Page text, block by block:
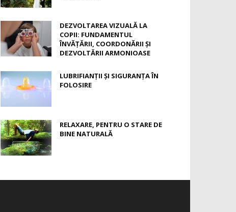
DEZVOLTAREA VIZUALĂ LA
COPII: FUNDAMENTUL
ÎNVĂȚĂRII, COORDONĂRII ȘI
DEZVOLTĂRII ARMONIOASE
LUBRIFIANȚII ȘI SIGURANȚA ÎN
FOLOSIRE
RELAXARE, PENTRU O STARE DE
BINE NATURALĂ